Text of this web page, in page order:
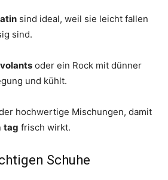
sind ideal, weil sie leicht fallen
sind.
volants oder ein Rock mit dünner
und kühlt.
hochwertige Mischungen, damit
tag frisch wirkt.
Schuhe